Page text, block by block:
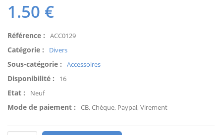
1.50 €
Référence : ACC0129
Catégorie : Divers
Sous-catégorie : Accessoires
Disponibilité : 16
Etat : Neuf
Mode de paiement : CB, Chèque, Paypal, Virement